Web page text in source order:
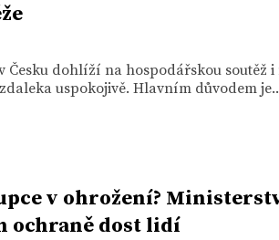
dohlíží na hospodářskou soutěž i
uspokojivě. Hlavním důvodem
v ohrožení?
ochraně dost lidí